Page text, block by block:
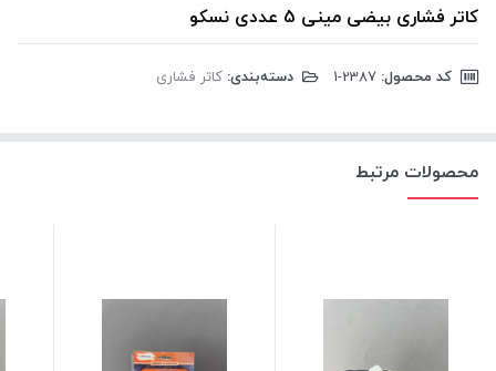
کاتر فشاری بیضی مینی 5 عددی نسکو
کد محصول: دسته‌بندی: کاتر فشاری
محصولات مرتبط